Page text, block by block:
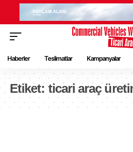
Haberler Teslimatlar Kampanyalar
Etiket: ticari araç